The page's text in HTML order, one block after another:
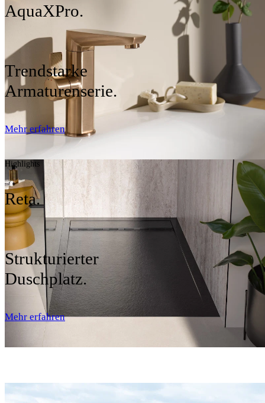
AquaXPro.
Trendstarke
Armaturenserie.
Mehr erfahren
Highlights
Reta.
Strukturierter
Duschplatz.
Mehr erfahren